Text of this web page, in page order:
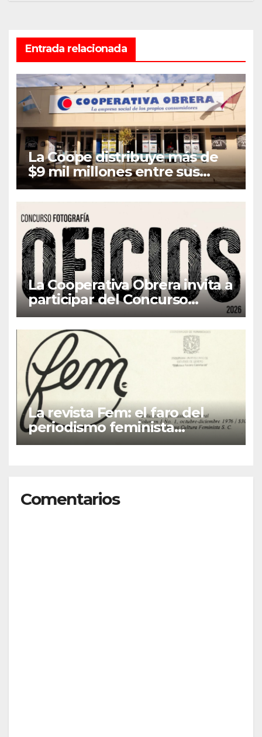
Entrada relacionada
La Coope distribuye más de
$9 mil millones entre sus
asociados en concepto de
Retorno e Intereses
La Cooperativa Obrera invita a
participar del Concurso
Fotográfico “Oficios”
La revista Fem: el faro del
periodismo feminista
latinoamericano
Comentarios